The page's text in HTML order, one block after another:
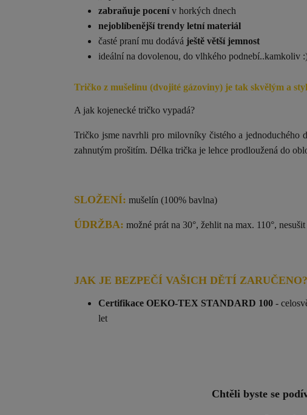
zabraňuje pocenív horkých dnech
nejoblíbenější trendy letní materiál
časté praní mu dodává ještě větší jemnost
ideální na dovolenou, do vlhkého podnebí..kamkoliv
Tričko z mušelínu (dvojité gázoviny) je tak skvělým a
A jak kojenecké tričko vypadá?
Tričko jsme navrhli pro milovníky čistého a jednoduchého
zahnutým prošitím. Délka trička je lehce prodloužená do
SLOŽENÍ: mušelín (100% bavlna)
ÚDRŽBA: možné prát na 30°, žehlit na max. 110°,
JAK JE BEZPEČÍ VAŠICH DĚTÍ ZARUČENO?
Certifikace OEKO-TEX STANDARD 100 -
let
Chtěli byste se